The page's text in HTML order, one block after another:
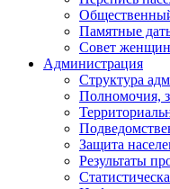
Памятные
Совет женщин
Администрация
Структура
Полномочия,
Защита
Результаты